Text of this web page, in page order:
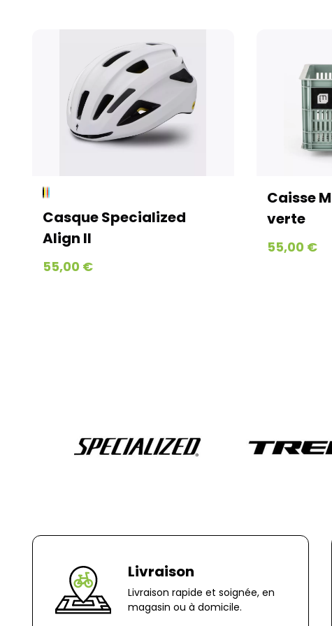
Casque Specialized
Align II
55,00 €
Caisse
verte
55,00 €
Livraison
Livraison rapide et soignée, en
magasin ou à domicile.